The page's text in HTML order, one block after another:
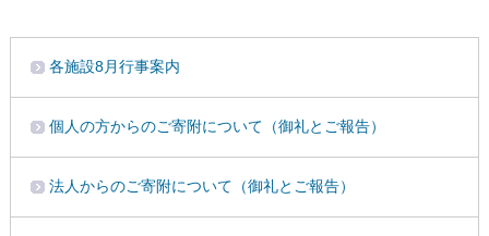
各施設8月行事案内
個人の方からのご寄附について（御礼とご報告）
法人からのご寄附について（御礼とご報告）